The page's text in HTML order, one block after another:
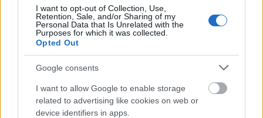
I want to opt-out of Collection, Use,
Retention, Sale, and/or Sharing of my
Personal Data that Is Unrelated with the
Purposes for which it was collected.
Opted Out
Google consents
I want to allow Google to enable storage
related to advertising like cookies on web or
device identifiers in apps.
Απάντησε
4 Likes
starata
Δε πιστεύουμε τίποτα, μόνο Προτοσαλτε που είναι
αντικειμενικός.
Απάντησε
5 Likes 0 Απαντήσεις